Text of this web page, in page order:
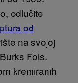
odlučite
od
na svojoj
Fols.
kremiranih